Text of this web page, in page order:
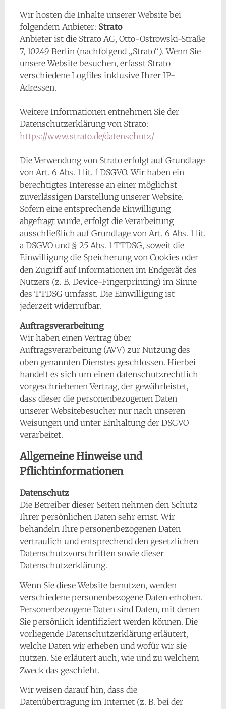
Wir hosten die Inhalte unserer Website bei
folgendem Anbieter: Strato
Anbieter ist die Strato AG, Otto-Ostrowski-Straße
7, 10249 Berlin (nachfolgend „Strato“). Wenn Sie
unsere Website besuchen, erfasst Strato
verschiedene Logfiles inklusive Ihrer IP-
Adressen.
Weitere Informationen entnehmen Sie der
Datenschutzerklärung von Strato:
https://www.strato.de/datenschutz/
Die Verwendung von Strato erfolgt auf Grundlage
von Art. 6 Abs. 1 lit. f DSGVO. Wir haben ein
berechtigtes Interesse an einer möglichst
zuverlässigen Darstellung unserer Website.
Sofern eine entsprechende Einwilligung
abgefragt wurde, erfolgt die Verarbeitung
ausschließlich auf Grundlage von Art. 6 Abs. 1 lit.
a DSGVO und § 25 Abs. 1 TTDSG, soweit die
Einwilligung die Speicherung von Cookies oder
den Zugriff auf Informationen im Endgerät des
Nutzers (z. B. Device-Fingerprinting) im Sinne
des TTDSG umfasst. Die Einwilligung ist
jederzeit widerrufbar.
Auftragsverarbeitung
Wir haben einen Vertrag über
Auftragsverarbeitung (AVV) zur Nutzung des
oben genannten Dienstes geschlossen. Hierbei
handelt es sich um einen datenschutzrechtlich
vorgeschriebenen Vertrag, der gewährleistet,
dass dieser die personenbezogenen Daten
unserer Websitebesucher nur nach unseren
Weisungen und unter Einhaltung der DSGVO
verarbeitet.
Allgemeine Hinweise und
Pflichtinformationen
Datenschutz
Die Betreiber dieser Seiten nehmen den Schutz
Ihrer persönlichen Daten sehr ernst. Wir
behandeln Ihre personenbezogenen Daten
vertraulich und entsprechend den gesetzlichen
Datenschutzvorschriften sowie dieser
Datenschutzerklärung.
Wenn Sie diese Website benutzen, werden
verschiedene personenbezogene Daten erhoben.
Personenbezogene Daten sind Daten, mit denen
Sie persönlich identifiziert werden können. Die
vorliegende Datenschutzerklärung erläutert,
welche Daten wir erheben und wofür wir sie
nutzen. Sie erläutert auch, wie und zu welchem
Zweck das geschieht.
Wir weisen darauf hin, dass die
Datenübertragung im Internet (z. B. bei der